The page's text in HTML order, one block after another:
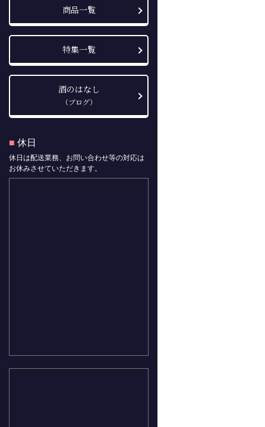
商品一覧
特集一覧
酒のはなし
（ブログ）
■ 休日
休日は配送業務、お問い合わせ等の対応は
お休みさせていただきます。